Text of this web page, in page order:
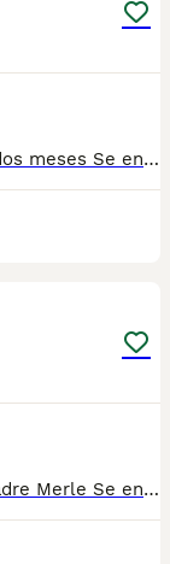
Preciosos cachorros de bulldog francés dos meses Se entregan con cartilla vacuna desparasitaciones correspondientes a su edad para más información escribir al whatsapp al 34 616 12 17 81
Excelente camada de bulldog francés Madre Merle Se entregan con cartilla pasaporte Desparasitaciones Vacunas a su edad Hay variedad de color Negra Blues Tricolor blue Sable Para más información escribe al whatsapp del 616121781 y envío vídeo de lo que tengo